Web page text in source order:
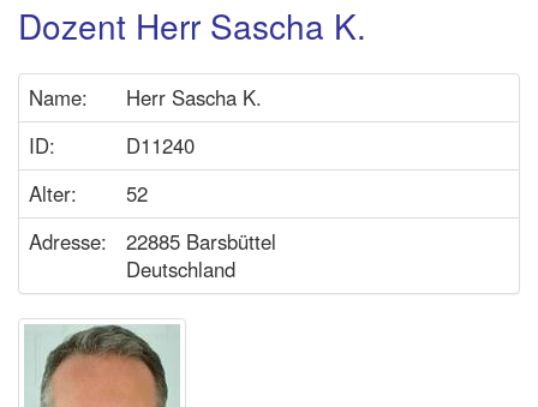
Dozent Herr Sascha K.
Name:
Herr Sascha K.
ID:
D11240
Alter:
52
Adresse:
22885 Barsbüttel
Deutschland